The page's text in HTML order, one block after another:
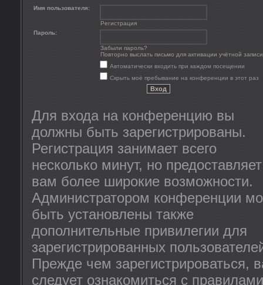
Имя пользователя:
Регистрация
Пароль:
Забыли пароль?
Повторно выслать письмо для активации учётной записи
Автоматически входить при каждом посещении
Скрыть моё пребывание на конференции в этот раз
Для входа на конференцию вы
должны быть зарегистрированы.
Регистрация занимает всего
несколько минут, но предоставляет
вам более широкие возможности.
Администратором конференции
быть установлены также
дополнительные привилегии для
зарегистрированных
Прежде чем зарегистрироваться,
следует ознакомиться с